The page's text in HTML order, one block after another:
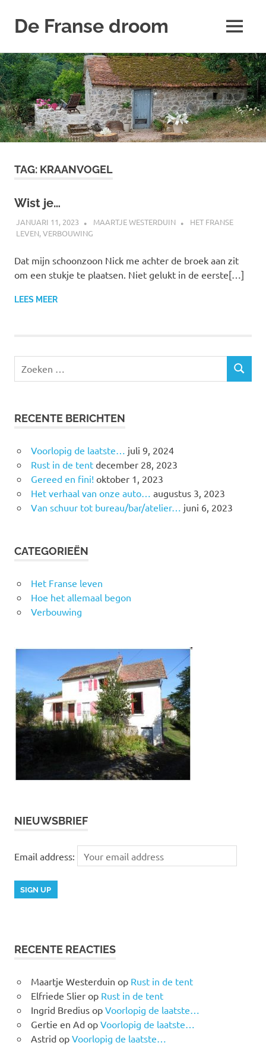
Naar
de
inhoud
springen
De Franse droom
huisje
MENU
TAG: KRAANVOGEL
Wist je…
JANUARI 11, 2023 MAARTJE WESTERDUIN
HET FRANSE
LEVEN,VERBOUWING
Dat mijn schoonzoon Nick me achter de broek aan zit
om een stukje te plaatsen. Niet gelukt in de eerste[…]
LEES MEER
RECENTE BERICHTEN
Voorlopig de laatste…
juli 9, 2024
Rust in de tent december 28, 2023
Gereed en fini! oktober 1, 2023
Het verhaal van onze auto…
augustus 3, 2023
Van schuur tot bureau/bar/atelier…
juni 6, 2023
CATEGORIEËN
Het Franse leven
Hoe het allemaal begon
Verbouwing
NIEUWSBRIEF
Email address:
RECENTE REACTIES
Maartje Westerduin op Rust in de tent
Elfriede Slierop Rust in de tent
Ingrid Brediusop Voorlopig de laatste…
Gertie en Adop Voorlopig de laatste…
Astridop Voorlopig de laatste…